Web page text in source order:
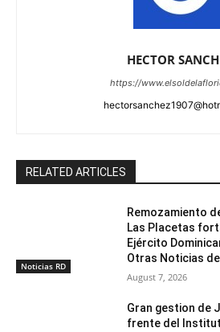
HECTOR
https://
RELATED ARTICLES
Noticias RD
Remozamiento
Las Placetas
Ejército
Otras Noticias
August 7, 2026
Gran gestion de
frente del